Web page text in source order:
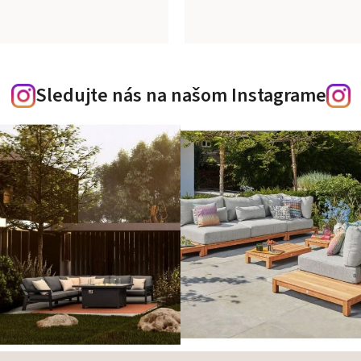
Sledujte nás na našom Instagrame